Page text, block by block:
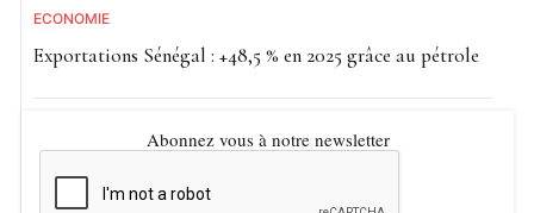
ECONOMIE
Exportations Sénégal : +48,5 % en 2025 grâce au pétrole
Abonnez vous à notre newsletter